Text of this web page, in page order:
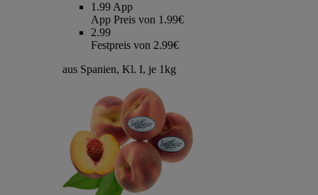
1.99 App
App Preis von 1.99€
2.99
Festpreis von 2.99€
aus Spanien, Kl. I, je 1kg